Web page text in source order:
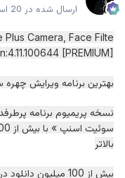
ارسال شده در 20 اسفند، 2022
Camera, Face Filte
[PREMIUM]
بهترین برنامه ویرایش چهره سال 2020 در
نسخه پریمیوم برنامه
بالاتر
بیش از 100 میلیون دانلود در گوگل پلی